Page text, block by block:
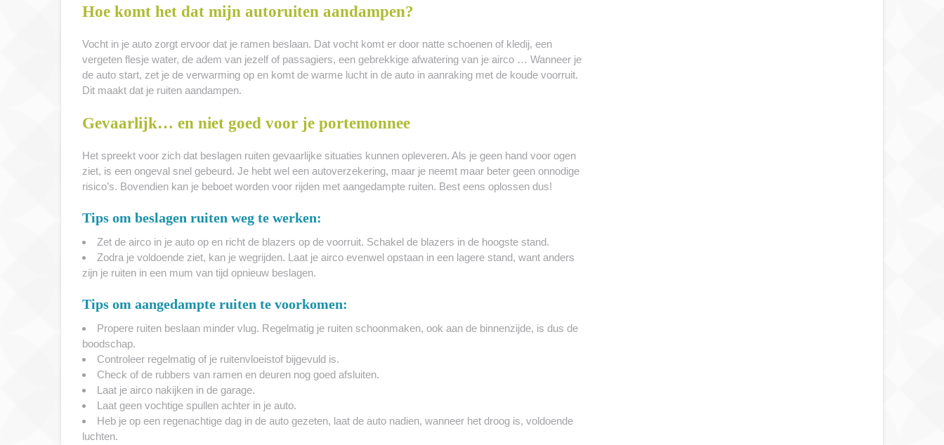
Hoe komt het dat mijn autoruiten aandampen?
Vocht in je auto zorgt ervoor dat je ramen beslaan. Dat vocht komt er door natte schoenen of kledij, een
vergeten flesje water, de adem van jezelf of passagiers, een gebrekkige afwatering van je airco … Wanneer je
de auto start, zet je de verwarming op en komt de warme lucht in de auto in aanraking met de koude voorruit.
Dit maakt dat je ruiten aandampen.
Gevaarlijk… en niet goed voor je portemonnee
Het spreekt voor zich dat beslagen ruiten gevaarlijke situaties kunnen opleveren. Als je geen hand voor ogen
ziet, is een ongeval snel gebeurd. Je hebt wel een autoverzekering, maar je neemt maar beter geen onnodige
risico’s. Bovendien kan je beboet worden voor rijden met aangedampte ruiten. Best eens oplossen dus!
Tips om beslagen ruiten weg te werken:
Zet de airco in je auto op en richt de blazers op de voorruit. Schakel de blazers in de hoogste stand.
Zodra je voldoende ziet, kan je wegrijden. Laat je airco evenwel opstaan in een lagere stand, want anders
zijn je ruiten in een mum van tijd opnieuw beslagen.
Tips om aangedampte ruiten te voorkomen:
Propere ruiten beslaan minder vlug. Regelmatig je ruiten schoonmaken, ook aan de binnenzijde, is dus de
boodschap.
Controleer regelmatig of je ruitenvloeistof bijgevuld is.
Check of de rubbers van ramen en deuren nog goed afsluiten.
Laat je airco nakijken in de garage.
Laat geen vochtige spullen achter in je auto.
Heb je op een regenachtige dag in de auto gezeten, laat de auto nadien, wanneer het droog is, voldoende
luchten.